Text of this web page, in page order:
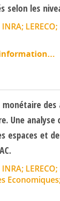
selon les
INRA;
monétaire
Une analyse
espaces et
INRA;